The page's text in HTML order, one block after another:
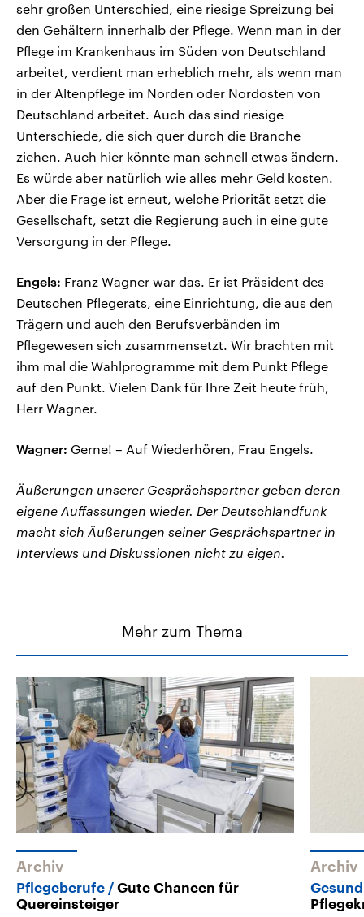
sehr großen Unterschied, eine riesige Spreizung bei
den Gehältern innerhalb der Pflege. Wenn man in der
Pflege im Krankenhaus im Süden von Deutschland
arbeitet, verdient man erheblich mehr, als wenn man
in der Altenpflege im Norden oder Nordosten von
Deutschland arbeitet. Auch das sind riesige
Unterschiede, die sich quer durch die Branche
ziehen. Auch hier könnte man schnell etwas ändern.
Es würde aber natürlich wie alles mehr Geld kosten.
Aber die Frage ist erneut, welche Priorität setzt die
Gesellschaft, setzt die Regierung auch in eine gute
Versorgung in der Pflege.
Engels: Franz Wagner war das. Er ist Präsident des
Deutschen Pflegerats, eine Einrichtung, die aus den
Trägern und auch den Berufsverbänden im
Pflegewesen sich zusammensetzt. Wir brachten mit
ihm mal die Wahlprogramme mit dem Punkt Pflege
auf den Punkt. Vielen Dank für Ihre Zeit heute früh,
Herr Wagner.
Wagner: Gerne! – Auf Wiederhören, Frau Engels.
Äußerungen unserer Gesprächspartner geben deren
eigene Auffassungen wieder. Der Deutschlandfunk
macht sich Äußerungen seiner Gesprächspartner in
Interviews und Diskussionen nicht zu eigen.
Mehr zum Thema
Archiv
Pflegeberufe
Gute Chancen für
Quereinsteiger
Archiv